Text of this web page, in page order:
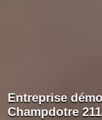
Entreprise
Champdotre